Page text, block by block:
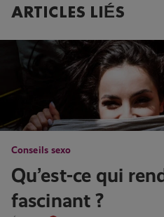
ARTICLES LIÉS
Conseils sexo
Qu’est-ce qui
fascinant ?